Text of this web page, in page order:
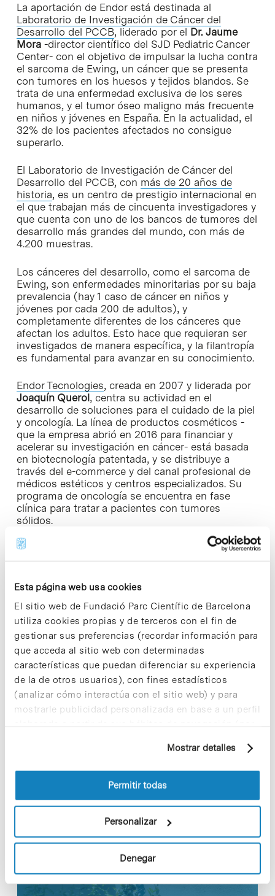
Esta página web usa cookies
El sitio web de Fundació Parc Científic de Barcelona
utiliza cookies propias y de terceros con el fin de
gestionar sus preferencias (recordar información para
que acceda al sitio web con determinadas
características que puedan diferenciar su experiencia
de la de otros usuarios), con fines estadísticos
(analizar cómo interactúa con el sitio web) y para
mostrarle publicidad personalizada en base a un perfil
elaborado a partir de sus hábitos de navegación (por
información sobre las cookies puede consultar
la Política de cookies del sitio web.
Mostrar detalles
Permitir todas
Personalizar
Denegar
La aportación de Endor está destinada al
Laboratorio de Investigación de Cáncer del
Desarrollo del PCCB, liderado por el Dr. Jaume
Mora-director científico del SJD Pediatric Cancer
Center- con el objetivo de impulsar la lucha contra
el sarcoma de Ewing, un cáncer que se presenta
con tumores en los huesos y tejidos blandos. Se
trata de una enfermedad exclusiva de los seres
humanos, y el tumor óseo maligno más frecuente
en niños y jóvenes en España. En la actualidad, el
32% de los pacientes afectados no consigue
superarlo.
El Laboratorio de Investigación de Cáncer del
Desarrollo del PCCB, con más de 20 años de
historia, es un centro de prestigio internacional en
el que trabajan más de cincuenta investigadores y
que cuenta con uno de los bancos de tumores del
desarrollo más grandes del mundo, con más de
4.200 muestras.
Los cánceres del desarrollo, como el sarcoma de
Ewing, son enfermedades minoritarias por su baja
prevalencia (hay 1 caso de cáncer en niños y
jóvenes por cada 200 de adultos), y
completamente diferentes de los cánceres que
afectan los adultos. Esto hace que requieran ser
investigados de manera específica, y la filantropía
es fundamental para avanzar en su conocimiento.
Endor Tecnologies, creada en 2007 y liderada por
Joaquín Querol, centra su actividad en el
desarrollo de soluciones para el cuidado de la piel
y oncología. La línea de productos cosméticos -
que la empresa abrió en 2016 para financiar y
acelerar su investigación en cáncer- está basada
en biotecnología patentada, y se distribuye a
través del e-commerce y del canal profesional de
médicos estéticos y centros especializados. Su
programa de oncología se encuentra en fase
clínica para tratar a pacientes con tumores
sólidos.
Una de las estrategias de la compañía para
conectar con su audiencia es el podcast de
con personas dedicadas a mejorar la vida de los
Manel del Castillo, director del Hospital Sant Joan
de Déu, episodio que dio origen a la campaña
lanzada por la compañía el mismo día de su
emisión, con el fin de donar al hospital el 100% de
las ventas realizadas en un plazo de 24 horas.
Enllaç al podcast [+]
Noticias más vistas